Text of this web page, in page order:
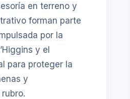
en terreno y
forman parte
por la
y el
para proteger la
y